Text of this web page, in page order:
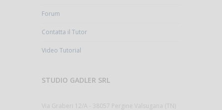
Forum
Contatta il Tutor
Video Tutorial
STUDIO GADLER SRL
Via Graberi 12/A - 38057 Pergine Valsugana (TN)